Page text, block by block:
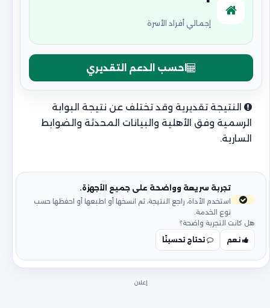
إجمالي أفراد الأسرة
احسب الدعم التقديري
النتيجة تقديرية وقد تختلف عن نتيجة البوابة
الرسمية وفق الأهلية والبيانات المحدثة والضوابط
السارية.
تجربة سريعة وواضحة على جميع الأجهزة.
استخدم الأداة، راجع النتيجة، ثم انسخها أو اطبعها أو احفظها حسب
نوع الخدمة.
هل كانت التجربة واضحة؟
نعم
تحتاج تحسينًا
إعلان